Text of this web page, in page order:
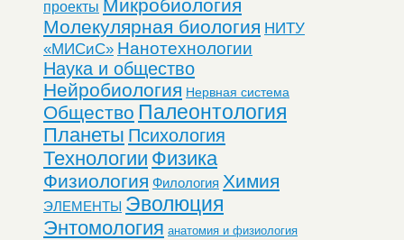
проекты Микробиология
Молекулярная биология НИТУ
«МИСиС» Нанотехнологии
Наука и общество
Нейробиология Нервная система
Общество Палеонтология
Планеты Психология
Технологии Физика
Физиология Филология Химия
ЭЛЕМЕНТЫ Эволюция
Энтомология анатомия и физиология